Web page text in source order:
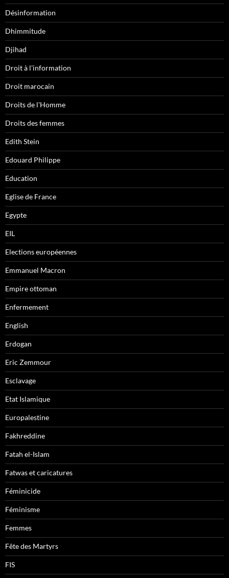
Désinformation
Dhimmitude
Djihad
Droit à l'information
Droit marocain
Droits de l'Homme
Droits des femmes
Edith Stein
Edouard Philippe
Education
Eglise de France
Egypte
EIL
Elections européennes
Emmanuel Macron
Empire ottoman
Enfermement
English
Erdogan
Eric Zemmour
Esclavage
Etat Islamique
Europalestine
Fakhreddine
Fatah el-Islam
Fatwas et caricatures
Féminicide
Féminisme
Femmes
Fête des Martyrs
FIS